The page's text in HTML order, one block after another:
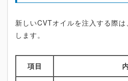
新しいCVTオイルを注入する際
します。
項目